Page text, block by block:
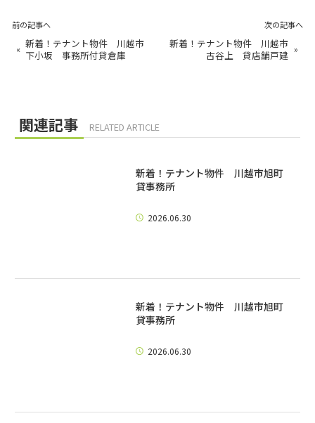
前の記事へ
« 新着！テナント物件 川越市
下小坂 事務所付貸倉庫
次の記事へ
新着！テナント物件 川越市
古谷上 貸店舗戸建 »
関連記事 RELATED ARTICLE
新着！テナント物件 川越市旭町
貸事務所
2026.06.30
新着！テナント物件 川越市旭町
貸事務所
2026.06.30